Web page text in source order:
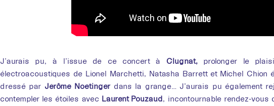
J’aurais pu, à l’issue de ce concert à Clugnat,prolonger le
électroacoustiques de Lionel Marchetti, Natasha Barrett et Michel Chion
dressé par Jérôme Noetingerdans la grange… J’aurais pu également
contempler les étoiles avec Laurent Pouzaud, incontournable rendez-vous